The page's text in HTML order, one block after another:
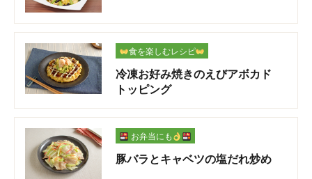
食を楽しむレシピ
冷凍お好み焼きのえびアボカド
トッピング
お弁当にも
豚バラとキャベツの塩だれ炒め